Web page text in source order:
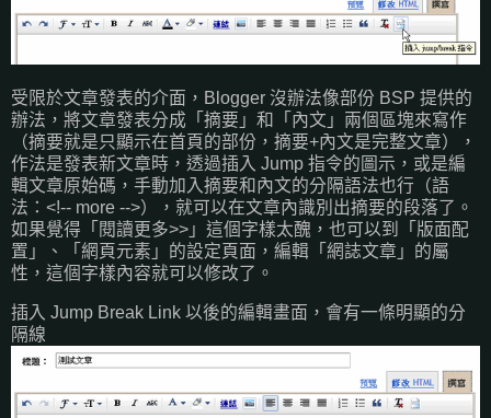
受限於文章發表的介面，Blogger 沒辦法像部份 BSP 提供的
辦法，將文章發表分成「摘要」和「內文」兩個區塊來寫作
（摘要就是只顯示在首頁的部份，摘要+內文是完整文章），
作法是發表新文章時，透過插入 Jump 指令的圖示，或是編
輯文章原始碼，手動加入摘要和內文的分隔語法也行（語
法：<!-- more -->），就可以在文章內識別出摘要的段落了。
如果覺得「閱讀更多>>」這個字樣太醜，也可以到「版面配
置」、「網頁元素」的設定頁面，編輯「網誌文章」的屬
性，這個字樣內容就可以修改了。
插入 Jump Break Link 以後的編輯畫面，會有一條明顯的分
隔線